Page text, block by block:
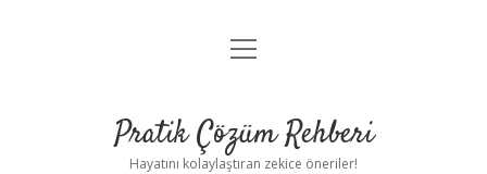
Anasayfa
Yasal Uyarı
menüyü
Pratik Çözüm Rehberi
Hayatını kolaylaştıran zekice öneriler!